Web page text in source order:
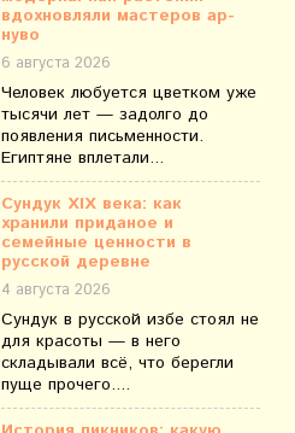
вдохновляли мастеров ар-
нуво
6 августа 2026
Человек любуется цветком уже
тысячи лет — задолго до
появления письменности.
Египтяне вплетали...
Сундук XIX века: как
хранили приданое и
семейные ценности в
русской деревне
4 августа 2026
Сундук в русской избе стоял не
для красоты — в него
складывали всё, что берегли
пуще прочего....